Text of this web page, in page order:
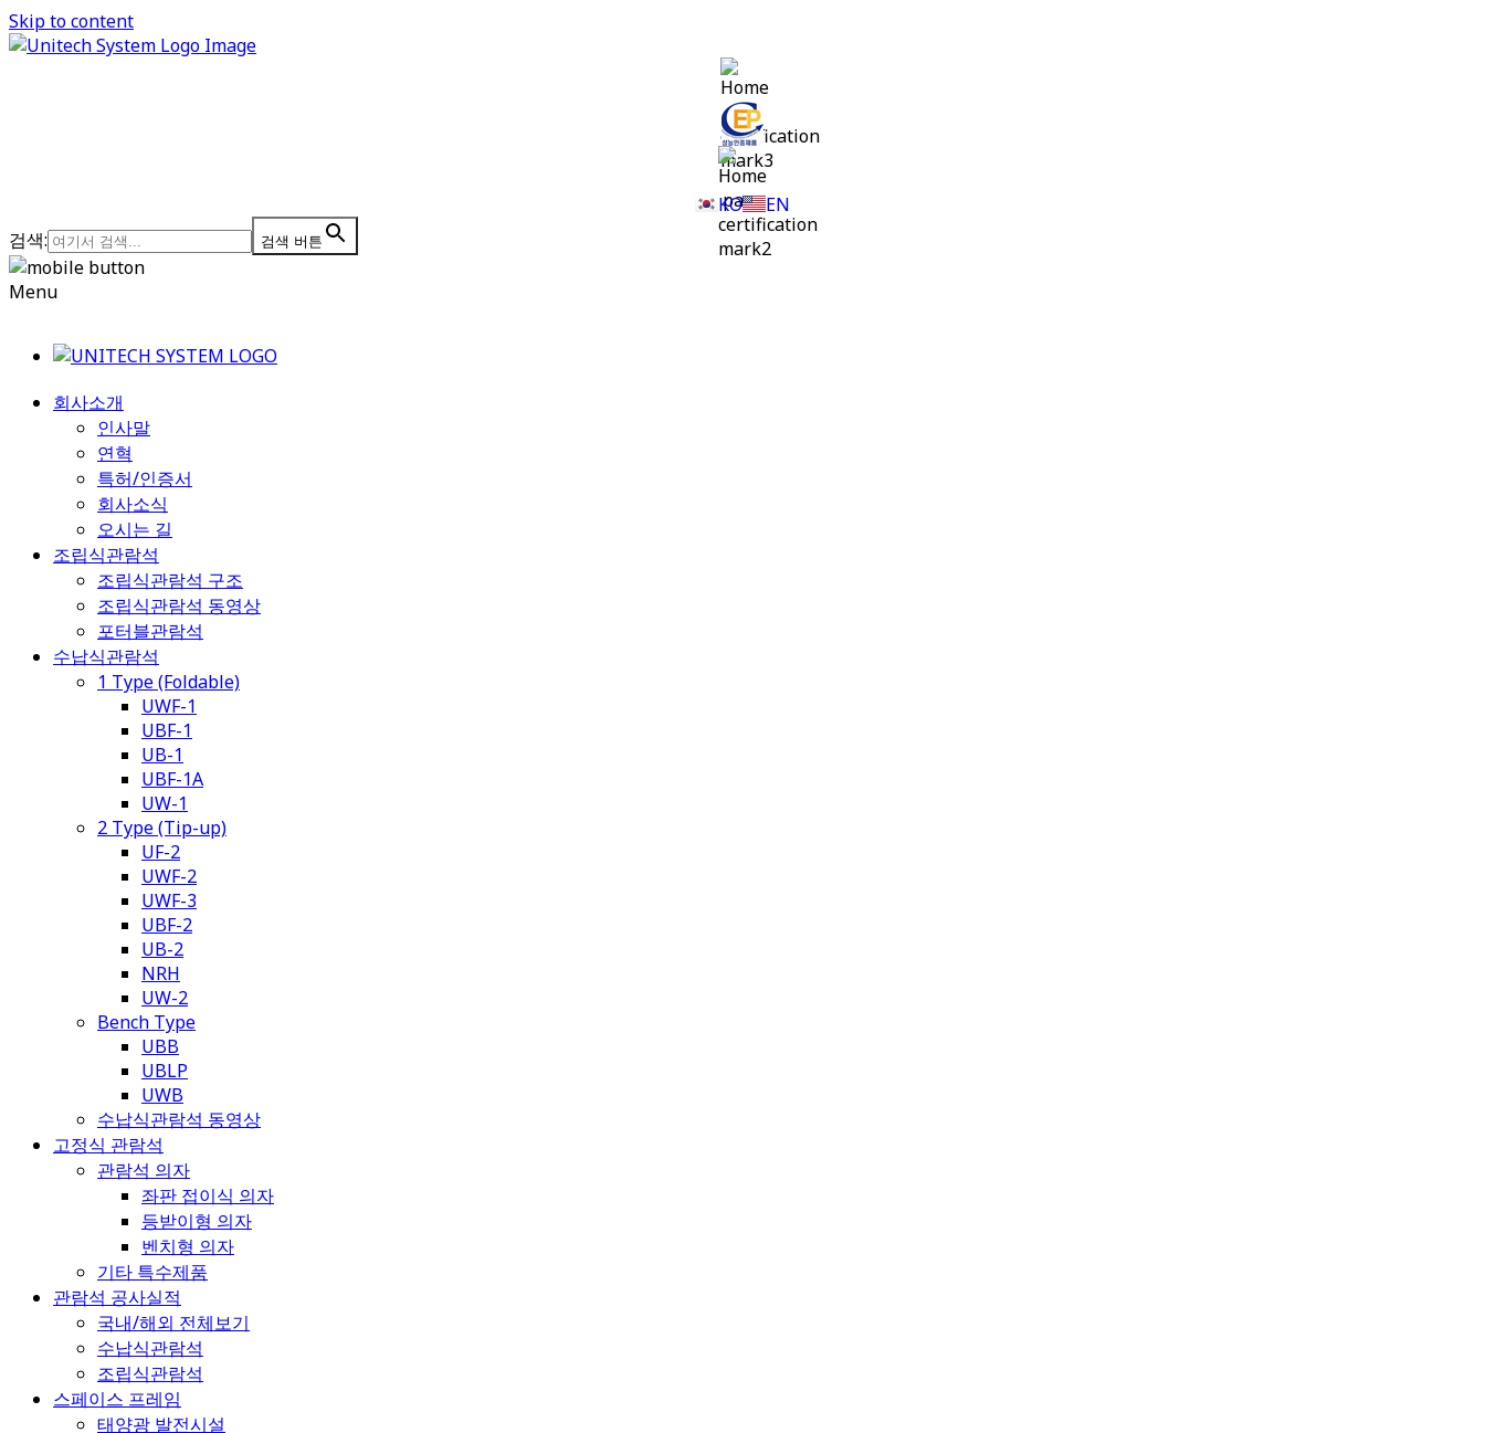
Skip to content
KO
EN
검색:
검색 버튼
Menu
회사소개
인사말
연혁
특허/인증서
회사소식
오시는 길
조립식관람석
조립식관람석 구조
조립식관람석 동영상
포터블관람석
수납식관람석
1 Type (Foldable)
UWF-1
UBF-1
UB-1
UBF-1A
UW-1
2 Type (Tip-up)
UF-2
UWF-2
UWF-3
UBF-2
UB-2
NRH
UW-2
Bench Type
UBB
UBLP
UWB
수납식관람석 동영상
고정식 관람석
관람석 의자
좌판 접이식 의자
등받이형 의자
벤치형 의자
기타 특수제품
관람석 공사실적
국내/해외 전체보기
수납식관람석
조립식관람석
스페이스 프레임
태양광 발전시설